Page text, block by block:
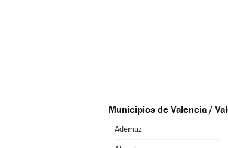
Municipios de Valencia /
Ademuz